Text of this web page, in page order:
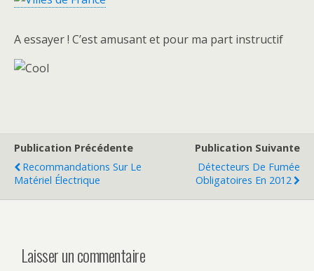
A essayer ! C’est amusant et pour ma part instructif
Publication Précédente
Recommandations Sur Le
Matériel Électrique
Publication Suivante
Détecteurs De Fumée
Obligatoires En 2012
Laisser un commentaire